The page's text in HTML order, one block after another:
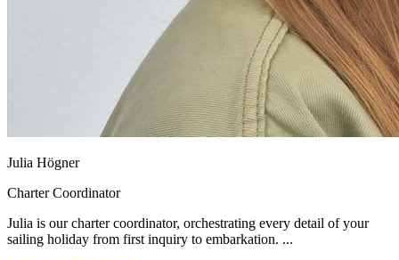
Julia Högner
Charter Coordinator
Julia is our charter coordinator, orchestrating every detail of your
sailing holiday from first inquiry to embarkation. ...